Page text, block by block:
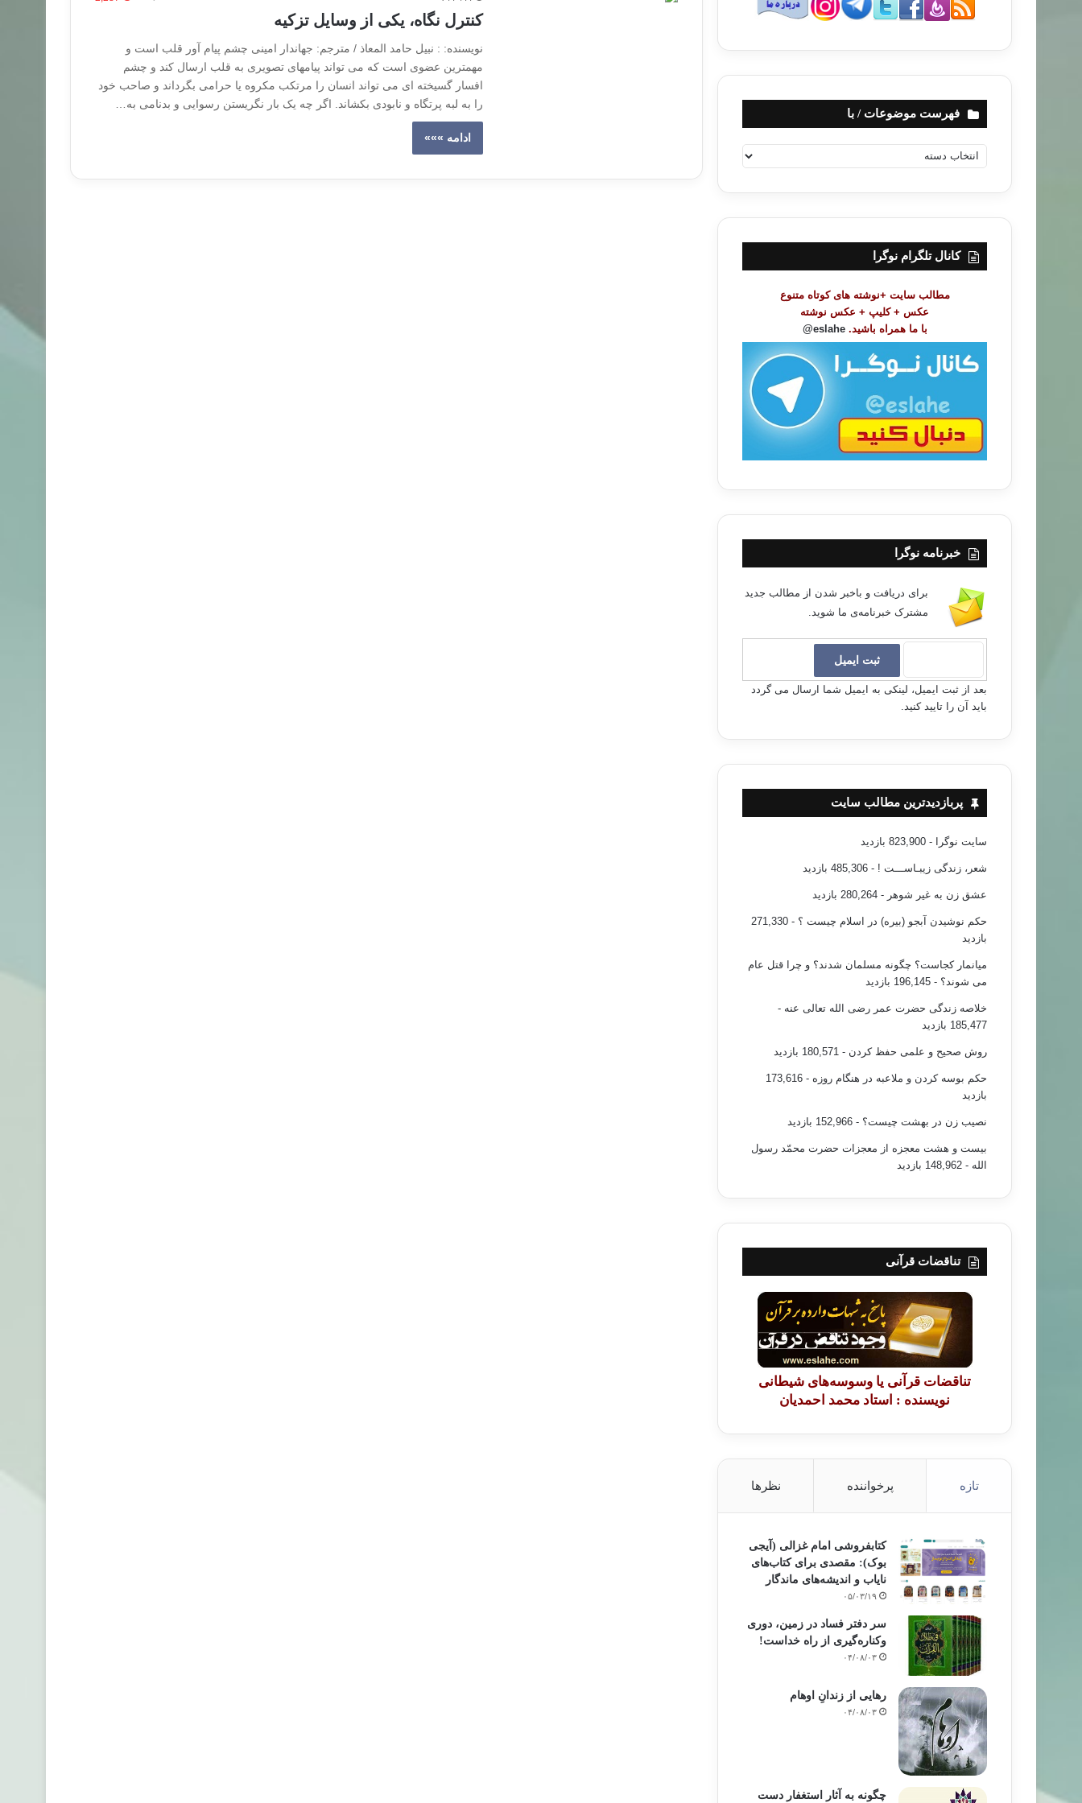
کنترل نگاه، یکی از وسایل تزکیه
نویسنده: : نبیل حامد المعاذ / مترجم: جهاندار امینی چشم پیام آور قلب است و
مهمترین عضوی است که می تواند پیامهای تصویری به قلب ارسال کند و چشم
افسار گسیخته ای می تواند انسان را مرتکب مکروه یا حرامی بگرداند و صاحب خود
را به لبه پرتگاه و نابودی بکشاند. اگر چه یک بار نگریستن رسوایی و بدنامی به…
ادامه »»»
فهرست موضوعات / با
ه
ت
ض
کانال تلگرام نوگرا
مطالب سایت +نوشته های کوتاه متنوع
عکس + کلیپ + عکس نوشته
با ما همراه باشید. eslahe@
خبرنامه نوگرا
برای دریافت و باخبر شدن از مطالب جدید
مشترک خبرنامه‌ی ما شوید.
بعد از ثبت ایمیل، لینکی به ایمیل شما ارسال می گردد
باید آن را تایید کنید.
پربازدیدترین مطالب سایت
سایت نوگرا - 823,900 بازدید
شعر، زندگی زیبـاســـت ! - 485,306 بازدید
عشق زن به غیر شوهر - 280,264 بازدید
حکم نوشیدن آبجو (بیره) در اسلام چیست ؟
- 271,330
بازدید
میانمار کجاست؟ چگونه مسلمان شدند؟ و چرا قتل عام
می شوند؟ - 196,145 بازدید
خلاصه زندگی حضرت عمر رضی الله تعالی عنه -
185,477 بازدید
روش صحیح و علمی حفظ کردن - 180,571 بازدید
حکم بوسه کردن و ملاعبه در هنگام روزه
- 173,616
بازدید
نصیب زن در بهشت چیست؟ - 152,966 بازدید
بیست و هشت معجزه از معجزات حضرت محمّد رسول
الله - 148,962 بازدید
تناقضات قرآنی
تناقضات قرآنی یا وسوسه‌های شیطانی
نویسنده : استاد محمد احمدیان
تازه پرخواننده نظرها
کتابفروشی امام غزالی (آیجی
بوک): مقصدی برای کتاب‌های
نایاب و اندیشه‌های ماندگار
۰۵/۰۳/۱۹
سر دفتر فساد در زمین‌، دوری
وکناره‌گیری از راه خداست‌!
۰۴/۰۸/۰۳
رهایی از زندانِ اوهام
۰۴/۰۸/۰۳
چگونه به آثار استغفار دست